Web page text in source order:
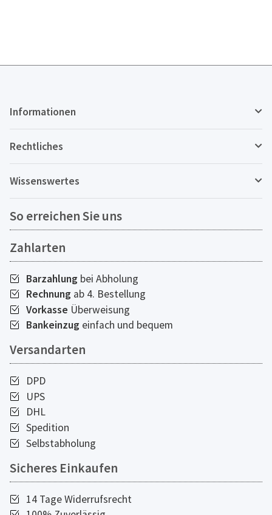
Informationen
Rechtliches
Wissenswertes
So erreichen Sie uns
Zahlarten
Barzahlung bei Abholung
Rechnung ab 4. Bestellung
Vorkasse Überweisung
Bankeinzug einfach und bequem
Versandarten
DPD
UPS
DHL
Spedition
Selbstabholung
Sicheres Einkaufen
14 Tage Widerrufsrecht